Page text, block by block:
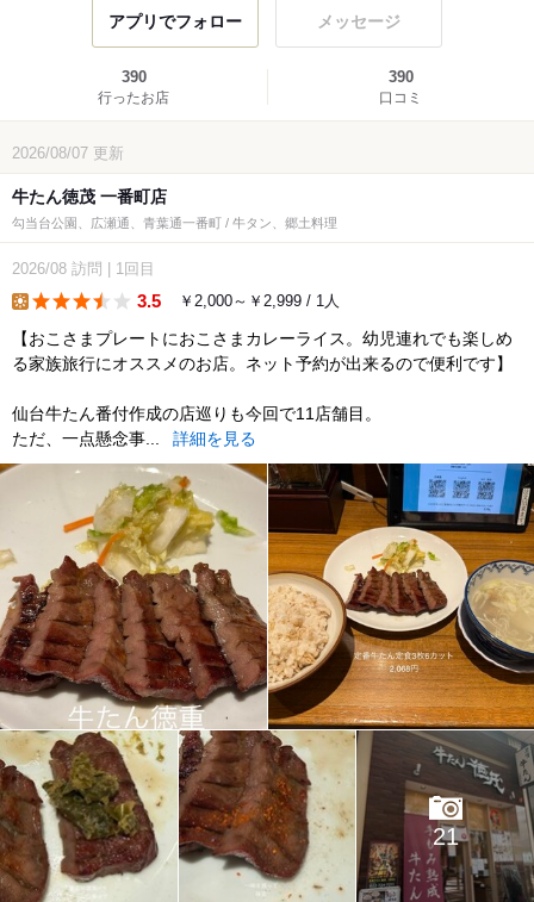
アプリでフォロー メッセージ
390
行ったお店
390
口コミ
2026/08/07 更新
牛たん徳茂 一番町店
勾当台公園、広瀬通、青葉通一番町 / 牛タン、郷土料理
2026/08 訪問 1回目
3.5 ￥2,000～￥2,999 / 1人
【おこさまプレートにおこさまカレーライス。幼児連れでも楽しめ
る家族旅行にオススメのお店。ネット予約が出来るので便利です】
仙台牛たん番付作成の店巡りも今回で11店舗目。
ただ、一点懸念事...
詳細を見る
21